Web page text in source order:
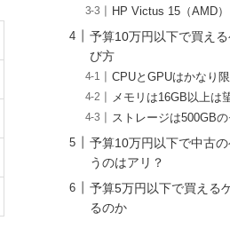
HP Victus 15（AMD）
予算10万円以下で買え
び方
CPUとGPUはかなり
メモリは16GB以上は
ストレージは500GB
予算10万円以下で中古
うのはアリ？
予算5万円以下で買える
るのか